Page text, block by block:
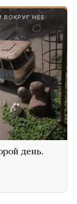
НЕЕ
день.